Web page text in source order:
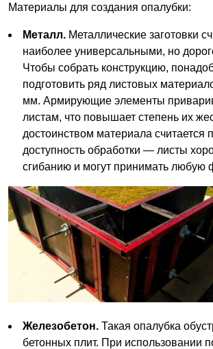
Материалы для создания опалубки:
Металл. Металлические заготовки
наиболее универсальными, но
Чтобы собрать конструкцию,
подготовить ряд листовых
мм. Армирующие элементы
листам, что повышает степень их
достоинством материала считается
доступность обработки — листы
сгибанию и могут принимать любую
Железобетон. Такая опалубка
бетонных плит. При использовании